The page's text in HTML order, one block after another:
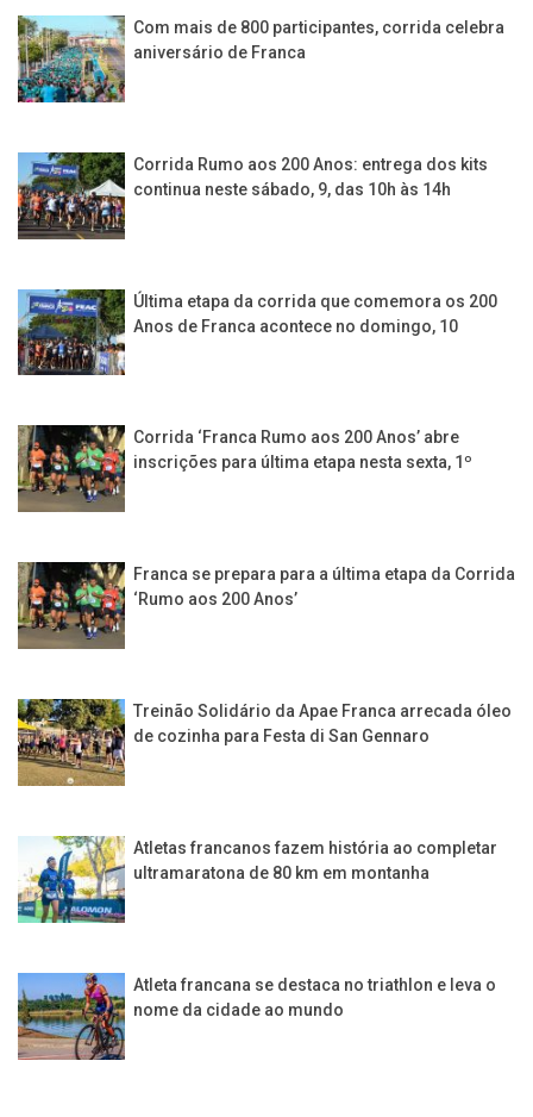
Com mais de 800 participantes, corrida celebra
aniversário de Franca
Corrida Rumo aos 200 Anos: entrega dos kits
continua neste sábado, 9, das 10h às 14h
Última etapa da corrida que comemora os 200
Anos de Franca acontece no domingo, 10
Corrida ‘Franca Rumo aos 200 Anos’ abre
inscrições para última etapa nesta sexta, 1º
Franca se prepara para a última etapa da Corrida
‘Rumo aos 200 Anos’
Treinão Solidário da Apae Franca arrecada óleo
de cozinha para Festa di San Gennaro
Atletas francanos fazem história ao completar
ultramaratona de 80 km em montanha
Atleta francana se destaca no triathlon e leva o
nome da cidade ao mundo